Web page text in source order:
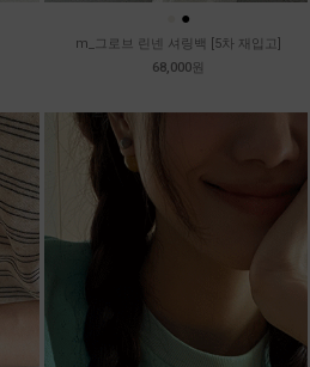
●
m_그로브 린넨 셔링백 [5차 재입고]
68,000원